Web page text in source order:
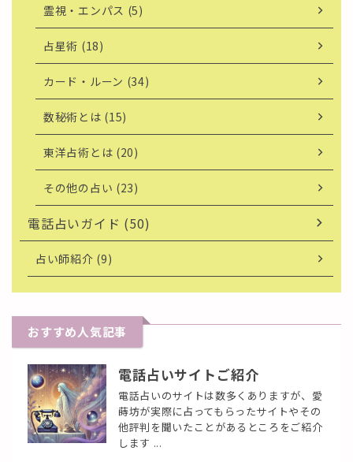
霊視・エンパス (5)
占星術 (18)
カード・ルーン (34)
数秘術とは (15)
東洋占術とは (20)
その他の占い (23)
電話占いガイド (50)
占い師紹介 (9)
おすすめ人気記事
電話占いサイトご紹介
電話占いのサイトは数多くありますが、愛
蒔坊が実際に占ってもらったサイトやその
他評判を聞いたことがあるところをご紹介
します ...